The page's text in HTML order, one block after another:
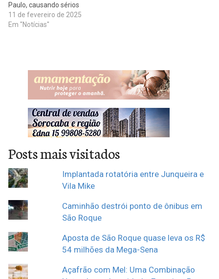
Paulo, causando sérios
danos às mansões da
advogada e influenciadora
estragos nas redes sociais,
destacando os danos
causados pela forte chuva…
11 de fevereiro de 2025
Em "Notícias"
Posts mais visitados
Implantada rotatória entre Junqueira e
Vila Mike
Caminhão destrói ponto de ônibus em
São Roque
Aposta de São Roque quase leva os R$
54 milhões da Mega-Sena
Açafrão com Mel: Uma Combinação